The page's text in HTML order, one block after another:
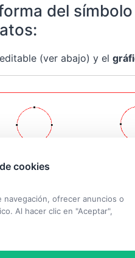
cookies
navegación, ofrecer anuncios o
Al hacer clic en "Aceptar",
del
editable (ver abajo) y el